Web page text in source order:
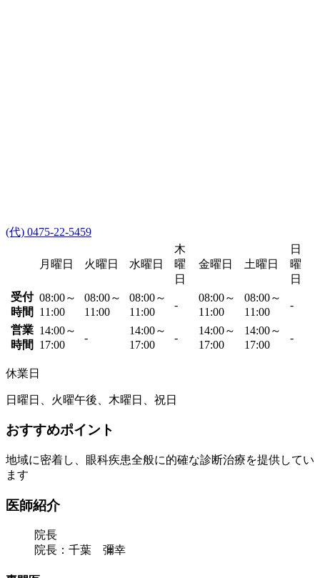
(代) 0475-22-5459
月曜日 火曜日 水曜日
木
曜
日
金曜日 土曜日
日
曜
日
受付
時間
08:00～
11:00
08:00～
11:00
08:00～
11:00
-
08:00～
11:00
08:00～
11:00
-
営業
時間
14:00～
17:00
-
14:00～
17:00
-
14:00～
17:00
14:00～
17:00
-
休業日
日曜日、火曜午後、木曜日、祝日
おすすめポイント
地域に密着し、眼科疾患全般に的確な診断治療を提供してい
ます
医師紹介
院長
院長：千葉 彌幸